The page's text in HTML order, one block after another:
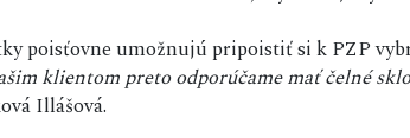
poisťovne umožnujú pripoistiť si k PZP
klientom preto odporúčame mať čelné
Illášová.